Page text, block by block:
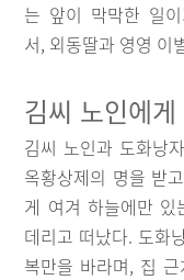
는 앞이 막막한 일
서, 외동딸과 영영 이
김씨 노인에
김씨 노인과 도화낭
옥황상제의 명을 받
게 여겨 하늘에만 있
데리고 떠났다. 도화
복만을 바라며, 집